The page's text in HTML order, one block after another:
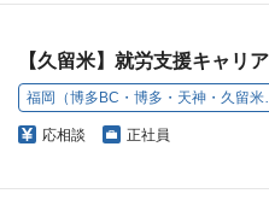
【久留米】就労支援キャリ
福岡（博
応相談 正社員